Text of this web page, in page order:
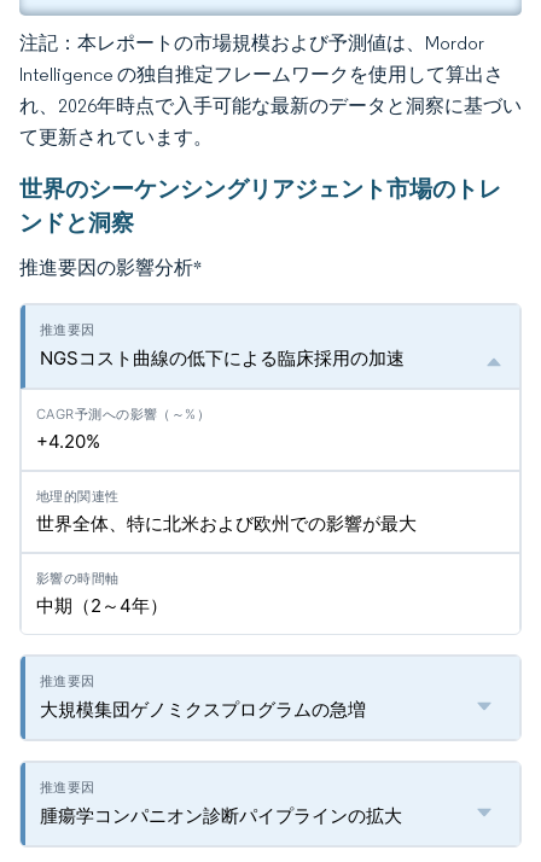
注記：本レポートの市場規模および予測値は、Mordor
Intelligence の独自推定フレームワークを使用して算出さ
れ、2026年時点で入手可能な最新のデータと洞察に基づい
て更新されています。
世界のシーケンシングリアジェント市場のトレ
ンドと洞察
推進要因の影響分析*
NGSコスト曲線の低下による臨床採用の加速
+4.20%
世界全体、特に北米および欧州での影響が最大
中期（2～4年）
大規模集団ゲノミクスプログラムの急増
腫瘍学コンパニオン診断パイプラインの拡大